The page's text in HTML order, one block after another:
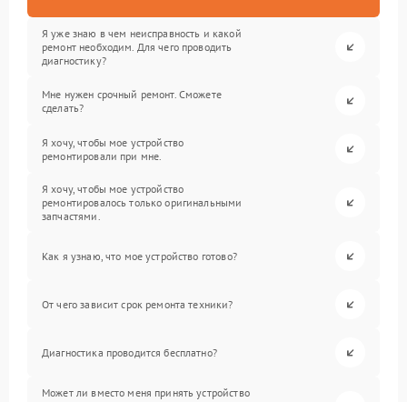
Я уже знаю в чем неисправность и какой
ремонт необходим. Для чего проводить
диагностику?
Мне нужен срочный ремонт. Сможете
сделать?
Я хочу, чтобы мое устройство
ремонтировали при мне.
Я хочу, чтобы мое устройство
ремонтировалось только оригинальными
запчастями.
Как я узнаю, что мое устройство готово?
От чего зависит срок ремонта техники?
Диагностика проводится бесплатно?
Может ли вместо меня принять устройство